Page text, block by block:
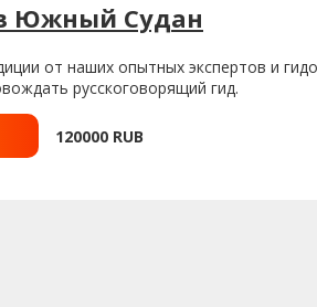
Южный Судан
от наших опытных экспертов и
русскоговорящий гид.
120000 RUB